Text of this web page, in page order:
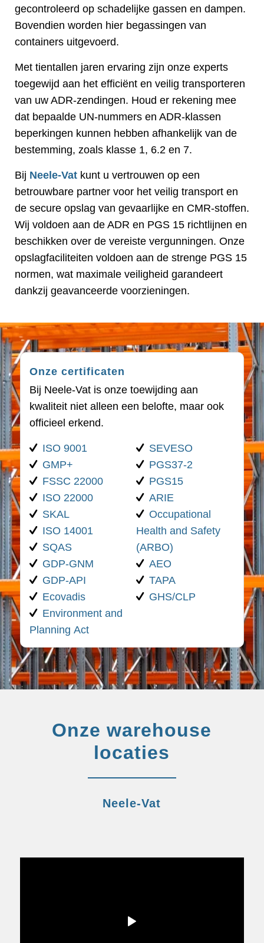
gecontroleerd op schadelijke gassen en dampen.
Bovendien worden hier begassingen van
containers uitgevoerd.
Met tientallen jaren ervaring zijn onze experts
toegewijd aan het efficiënt en veilig transporteren
van uw ADR-zendingen. Houd er rekening mee
dat bepaalde UN-nummers en ADR-klassen
beperkingen kunnen hebben afhankelijk van de
bestemming, zoals klasse 1, 6.2 en 7.
Bij Neele-Vat kunt u vertrouwen op een
betrouwbare partner voor het veilig transport en
de secure opslag van gevaarlijke en CMR-stoffen.
Wij voldoen aan de ADR en PGS 15 richtlijnen en
beschikken over de vereiste vergunningen. Onze
opslagfaciliteiten voldoen aan de strenge PGS 15
normen, wat maximale veiligheid garandeert
dankzij geavanceerde voorzieningen.
Onze certificaten
Bij Neele-Vat is onze toewijding aan
kwaliteit niet alleen een belofte, maar ook
officieel erkend.
ISO 9001
GMP+
FSSC 22000
ISO 22000
SKAL
ISO 14001
SQAS
GDP-GNM
GDP-API
Ecovadis
Environment and
Planning Act
SEVESO
PGS37-2
PGS15
ARIE
Occupational
Health and Safety
(ARBO)
AEO
TAPA
GHS/CLP
Onze warehouse
locaties
Neele-Vat